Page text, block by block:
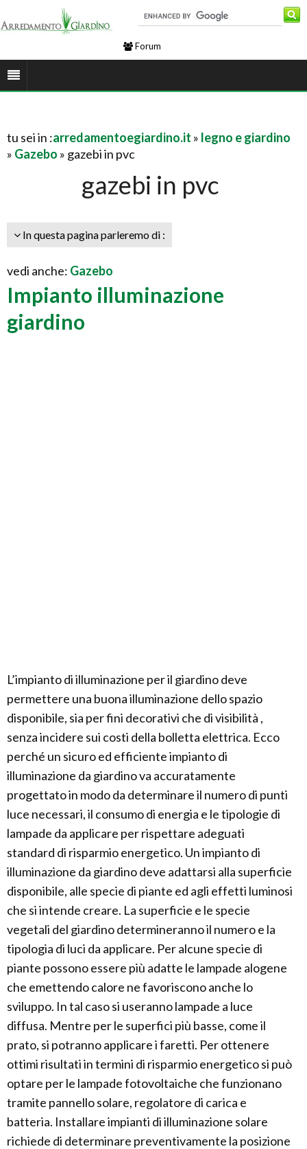
Forum
tu sei in :arredamentoegiardino.it » legno e giardino
» Gazebo » gazebi in pvc
gazebi in pvc
In questa pagina parleremo di :
vedi anche: Gazebo
Impianto illuminazione
giardino
L’impianto di illuminazione per il giardino deve
permettere una buona illuminazione dello spazio
disponibile, sia per fini decorativi che di visibilità ,
senza incidere sui costi della bolletta elettrica. Ecco
perché un sicuro ed efficiente impianto di
illuminazione da giardino va accuratamente
progettato in modo da determinare il numero di punti
luce necessari, il consumo di energia e le tipologie di
lampade da applicare per rispettare adeguati
standard di risparmio energetico. Un impianto di
illuminazione da giardino deve adattarsi alla superficie
disponibile, alle specie di piante ed agli effetti luminosi
che si intende creare. La superficie e le specie
vegetali del giardino determineranno il numero e la
tipologia di luci da applicare. Per alcune specie di
piante possono essere più adatte le lampade alogene
che emettendo calore ne favoriscono anche lo
sviluppo. In tal caso si useranno lampade a luce
diffusa. Mentre per le superfici più basse, come il
prato, si potranno applicare i faretti. Per ottenere
ottimi risultati in termini di risparmio energetico si può
optare per le lampade fotovoltaiche che funzionano
tramite pannello solare, regolatore di carica e
batteria. Installare impianti di illuminazione solare
richiede di determinare preventivamente la posizione